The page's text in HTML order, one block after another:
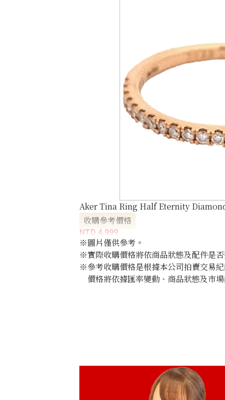
Aker Tina Ring Half Eternity
收購參考價格
NTD 4,999
※圖片僅供參考。
※實際收購價格將依商品狀態及配件是
※參考收購價格是根據本公司拍賣交易
價格將依據匯率變動、商品狀態及市